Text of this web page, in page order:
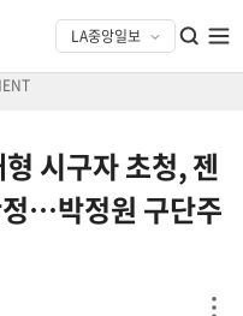
시구자 초청, 젠
…박정원 구단주